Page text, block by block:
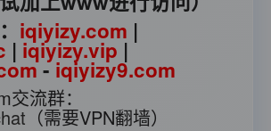
iqiyizy.com |
| iqiyizy.vip |
-iqiyizy9.com
流群：
（需要VPN翻墙）